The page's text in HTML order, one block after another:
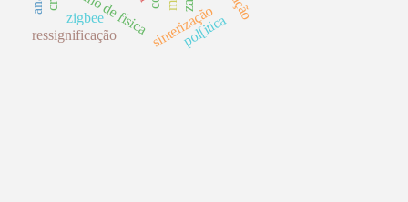
sinterização
zigbee pol[itica
ressignificação